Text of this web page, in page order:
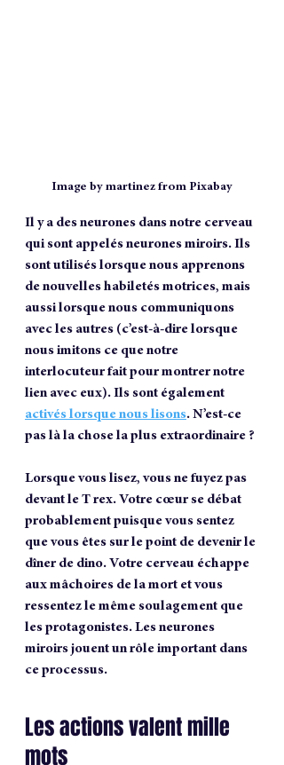
Image by martinez from Pixabay
Il y a des neurones dans notre cerveau
qui sont appelés neurones miroirs. Ils
sont utilisés lorsque nous apprenons
de nouvelles habiletés motrices, mais
aussi lorsque nous communiquons
avec les autres (c’est-à-dire lorsque
nous imitons ce que notre
interlocuteur fait pour montrer notre
lien avec eux). Ils sont également
activés lorsque nous lisons. N’est-ce
pas là la chose la plus extraordinaire ?
Lorsque vous lisez, vous ne fuyez pas
devant le T rex. Votre cœur se débat
probablement puisque vous sentez
que vous êtes sur le point de devenir le
dîner de dino. Votre cerveau échappe
aux mâchoires de la mort et vous
ressentez le même soulagement que
les protagonistes. Les neurones
miroirs jouent un rôle important dans
ce processus.
Les actions valent mille
mots